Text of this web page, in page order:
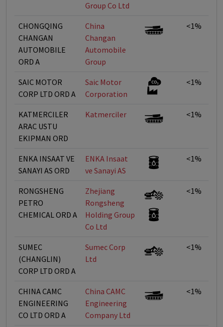
Group Co Ltd
CHONGQING
CHANGAN
AUTOMOBILE
ORD A
China
Changan
Automobile
Group
<1%
SAIC MOTOR
CORP LTD ORD A
Saic Motor
Corporation
<1%
KATMERCILER
ARAC USTU
EKIPMAN ORD
Katmerciler <1%
ENKA INSAAT VE
SANAYI AS ORD
ENKA Insaat
ve Sanayi AS
<1%
RONGSHENG
PETRO
CHEMICAL ORD A
Zhejiang
Rongsheng
Holding Group
Co Ltd
<1%
SUMEC
(CHANGLIN)
CORP LTD ORD A
Sumec Corp
Ltd
<1%
CHINA CAMC
ENGINEERING
CO LTD ORD A
China CAMC
Engineering
Company Ltd
<1%